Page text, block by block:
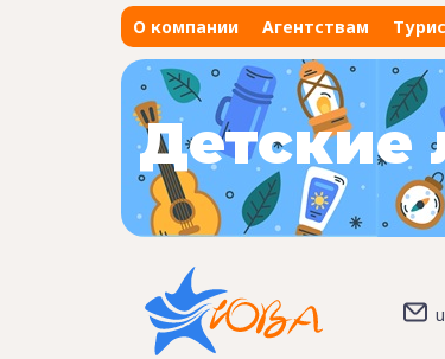
О компании Агентствам
Детские